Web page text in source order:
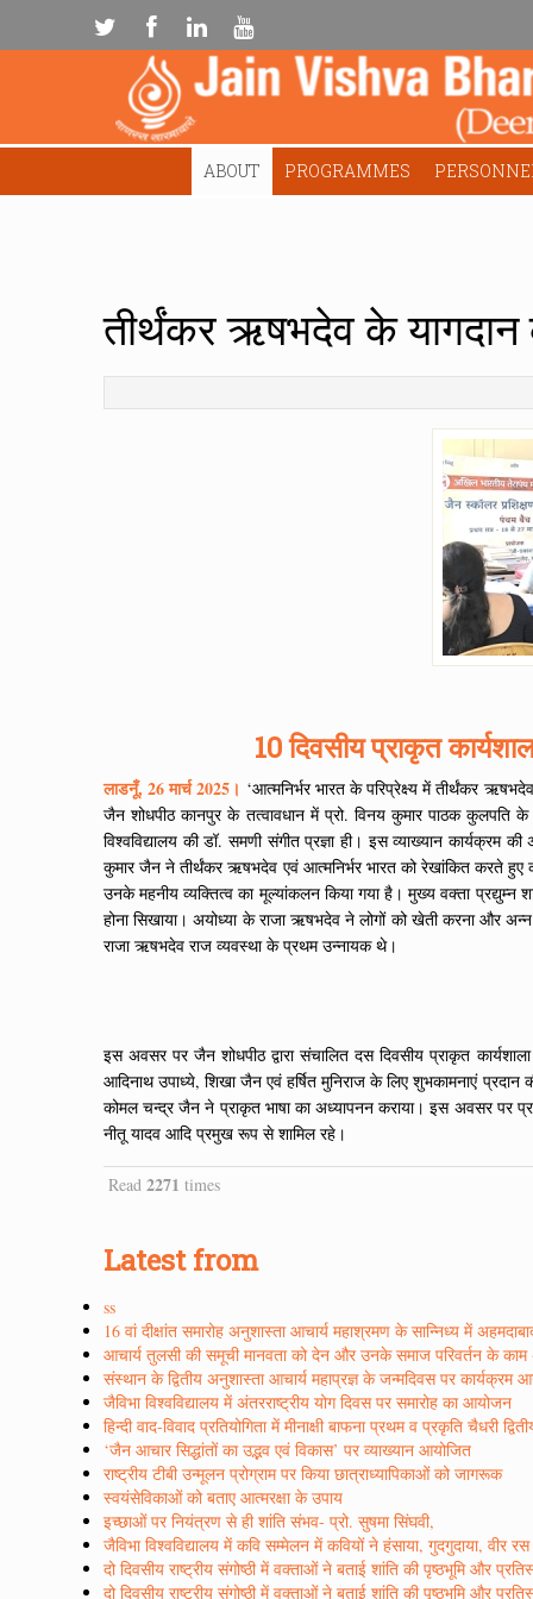
ABOUT PROGRAMMES
तीर्थंकर ऋषभदेव के
10 दिवसीय प्राकृत
लाडनूँ, 26 मार्च 2025। ‘आत्मनिर्भर भारत के परिप्रेक्ष्य में तीर्थंकर
जैन शोधपीठ कानपुर के तत्वावधान में प्रो. विनय कुमार पाठक
विश्वविद्यालय की डॉ. समणी संगीत प्रज्ञा ही। इस व्याख्यान कार्यक्रम
कुमार जैन ने तीर्थंकर ऋषभदेव एवं आत्मनिर्भर भारत को रेखांकित करते हुए
उनके महनीय व्यक्तित्व का मूल्यांकलन किया गया है। मुख्य वक्ता प्रद्युम्न
होना सिखाया। अयोध्या के राजा ऋषभदेव ने लोगों को खेती करना और अन्न
राजा ऋषभदेव राज व्यवस्था के प्रथम उन्नायक थे।
इस अवसर पर जैन शोधपीठ द्वारा संचालित दस दिवसीय प्राकृत
आदिनाथ उपाध्ये, शिखा जैन एवं हर्षित मुनिराज के लिए शुभकामनाएं
कोमल चन्द्र जैन ने प्राकृत भाषा का अध्यापनन कराया। इस अवसर पर
नीतू यादव आदि प्रमुख रूप से शामिल रहे।
Read 2271 times
Latest from
ss
16 वां दीक्षांत समारोह अनुशास्ता आचार्य महाश्रमण के सान्निध्य में
आचार्य तुलसी की समूची मानवता को देन और उनके समाज परिवर्तन के काम
संस्थान के द्वितीय अनुशास्ता आचार्य महाप्रज्ञ के जन्मदिवस पर कार्यक्रम
जैविभा विश्वविद्यालय में अंतरराष्ट्रीय योग दिवस पर समारोह का आयोजन
हिन्दी वाद-विवाद प्रतियोगिता में मीनाक्षी बाफना प्रथम व प्रकृति चैधरी
‘जैन आचार सिद्धांतों का उद्भव एवं विकास’ पर व्याख्यान आयोजित
राष्ट्रीय टीबी उन्मूलन प्रोग्राम पर किया छात्राध्यापिकाओं को जागरूक
स्वयंसेविकाओं को बताए आत्मरक्षा के उपाय
इच्छाओं पर नियंत्रण से ही शांति संभव- प्रो. सुषमा सिंघवी,
जैविभा विश्वविद्यालय में कवि सम्मेलन में कवियों ने हंसाया, गुदगुदाया,
दो दिवसीय राष्ट्रीय संगोष्ठी में वक्ताओं ने बताई शांति की पृष्ठभूमि और
दो दिवसीय राष्ट्रीय संगोष्ठी में वक्ताओं ने बताई शांति की पृष्ठभूमि और